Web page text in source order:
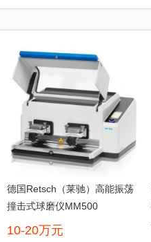
德国Retsch（莱驰）高能振荡
撞击式球磨仪MM500
10-20万元